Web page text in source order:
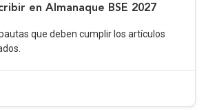
en Almanaque BSE 2027
que deben cumplir los artículos